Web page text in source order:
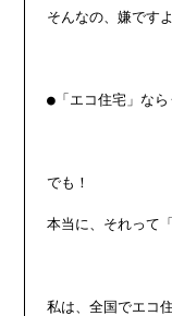
そんなの、嫌です
●「エコ住宅」な
でも！
本当に、それって
私は、全国でエコ